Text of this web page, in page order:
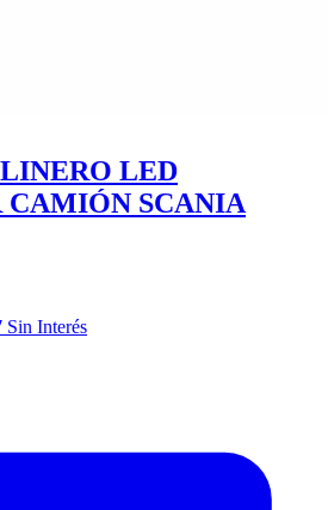
LED
CAMIÓN SCANIA
Sin Interés